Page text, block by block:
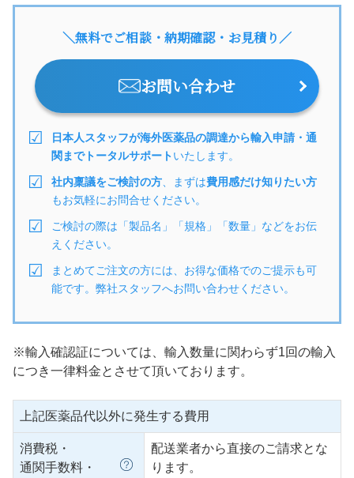
＼無料でご相談・納期確認・お見積り／
お問い合わせ
日本人スタッフが海外医薬品の調達から輸入申請・通
関までトータルサポートいたします。
社内稟議をご検討の方 、まずは費用感だけ知りたい方
もお気軽にお問合せください。
ご検討の際は「製品名」「規格」「数量」などをお伝
えください。
まとめてご注文の方には、お得な価格でのご提示も可
能です。弊社スタッフへお問い合わせください。
※輸入確認証については、輸入数量に関わらず1回の輸入
につき一律料金とさせて頂いております。
上記医薬品代以外に発生する費用
消費税・
通関手数料・
配送業者から直接のご請求とな
ります。